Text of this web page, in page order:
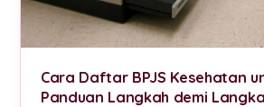
Cara Daftar BPJS Kesehatan
Panduan Langkah demi